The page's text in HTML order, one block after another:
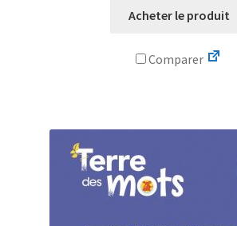
Acheter le produit
Comparer